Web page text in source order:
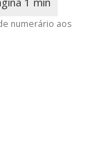
numerário aos